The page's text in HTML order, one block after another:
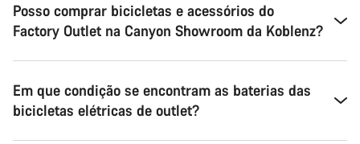
Posso comprar bicicletas e acessórios do
Factory Outlet na Canyon Showroom da Koblenz?
Em que condição se encontram as baterias das
bicicletas elétricas de outlet?